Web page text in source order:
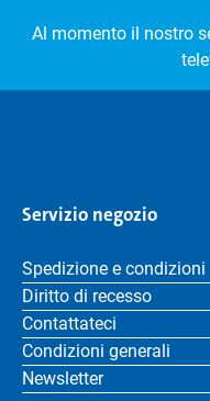
Al momento il nostro
Servizio negozio
Spedizione e
Diritto di recesso
Contattateci
Condizioni generali
Newsletter